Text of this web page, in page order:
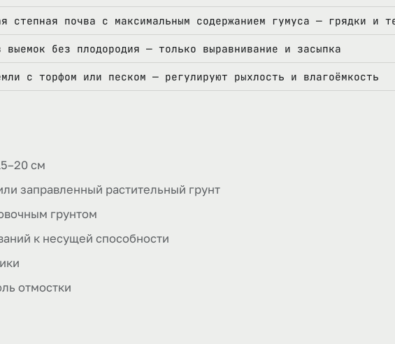
степная почва с максимальным содержанием гумуса — грядки и
выемок без плодородия — только выравнивание и засыпка
с торфом или песком — регулируют рыхлость и влагоёмкость
см
заправленный растительный грунт
грунтом
к несущей способности
отмостки